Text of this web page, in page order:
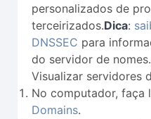
personalizados de
terceirizados.Dica:
DNSSEC para
do servidor de nomes.
Visualizar servidores
No computador, faça
Domains.